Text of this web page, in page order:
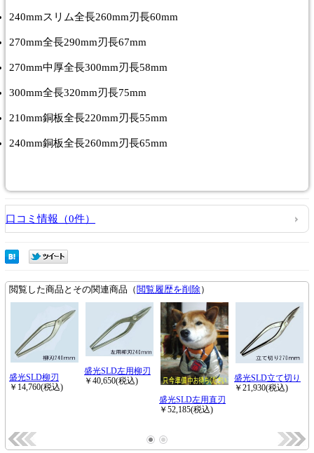
240mmスリム全長260mm刃長60mm
270mm全長290mm刃長67mm
270mm中厚全長300mm刃長58mm
300mm全長320mm刃長75mm
210mm銅板全長220mm刃長55mm
240mm銅板全長260mm刃長65mm
口コミ情報（0件）